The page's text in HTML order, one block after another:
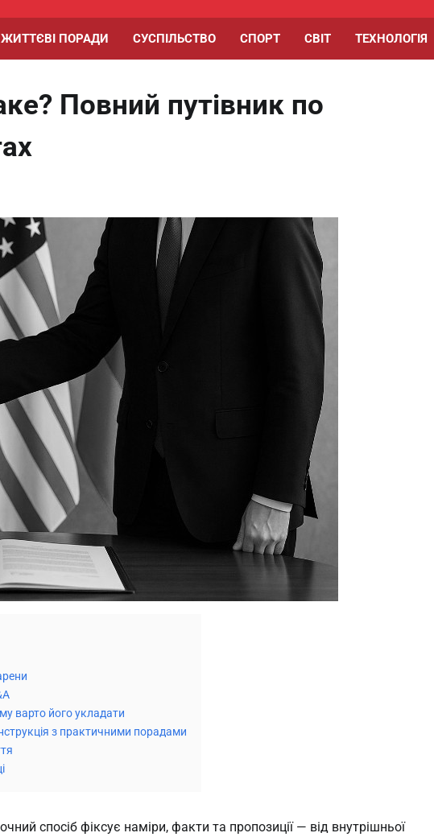
ЖИТТЄВІ ПОРАДИ СУСПІЛЬСТВО СПОРТ СВІТ ТЕХНОЛОГІЯ
Повний путівник по
варто його укладати
з практичними порадами
спосіб фіксує наміри, факти та пропозиції — від внутрішньої